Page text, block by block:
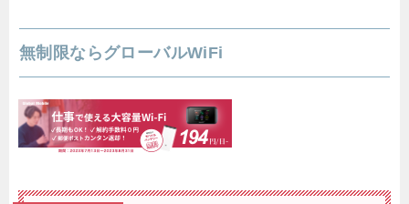
無制限ならグローバルWiFi